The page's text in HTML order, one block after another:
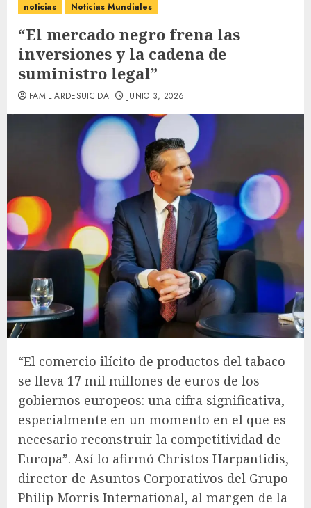
noticias Noticias Mundiales
“El mercado negro frena las
inversiones y la cadena de
suministro legal”
FAMILIARDESUICIDA JUNIO 3, 2026
“El comercio ilícito de productos del tabaco
se lleva 17 mil millones de euros de los
gobiernos europeos: una cifra significativa,
especialmente en un momento en el que es
necesario reconstruir la competitividad de
Europa”. Así lo afirmó Christos Harpantidis,
director de Asuntos Corporativos del Grupo
Philip Morris International, al margen de la